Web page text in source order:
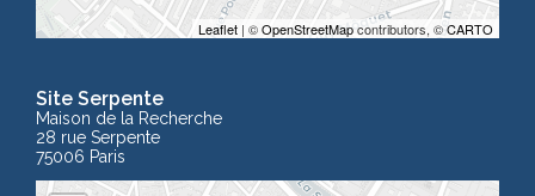
Leaflet | ©OpenStreetMapcontributors, ©CARTO
Site Serpente
Maison de la Recherche
28 rue Serpente
75006 Paris